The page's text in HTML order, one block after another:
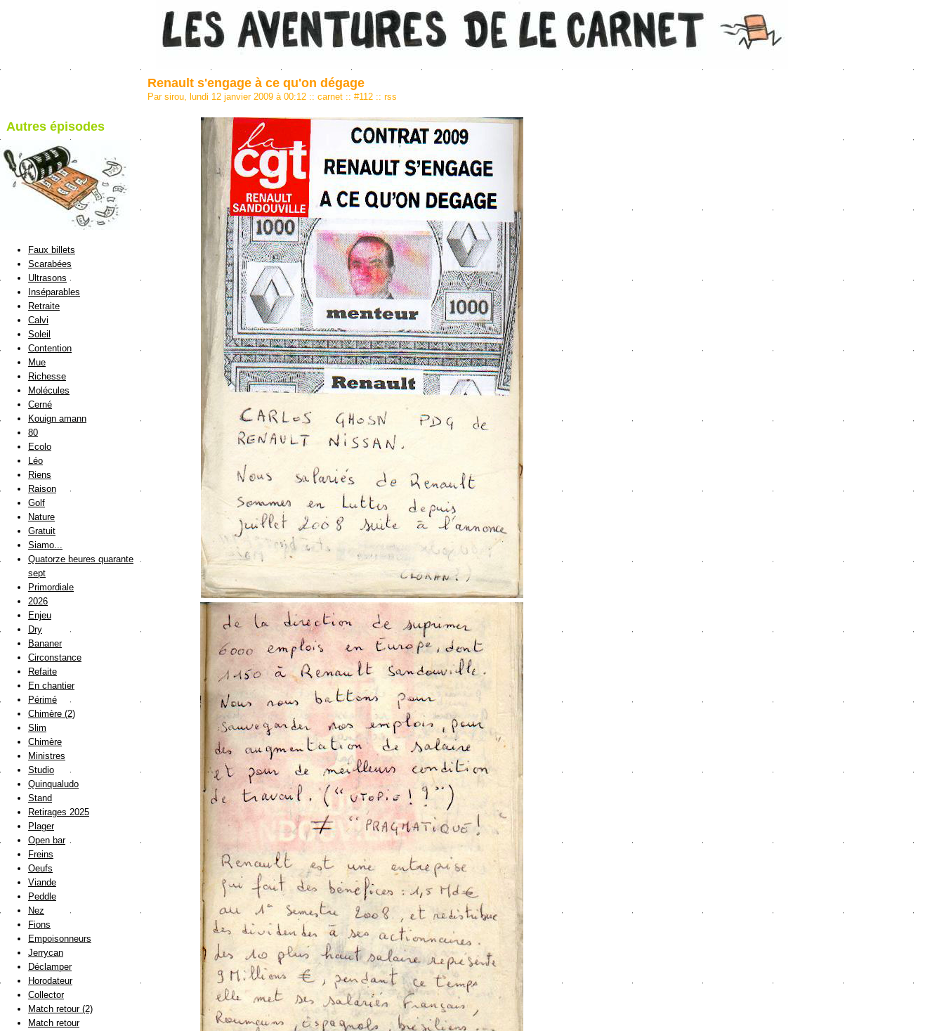
blog de Sirou
Renault s'engage à ce qu'on dégage
Par sirou, lundi 12 janvier 2009 à 00:12 :: carnet :: #112 :: rss
Autres épisodes
Faux billets
Scarabées
Ultrasons
Inséparables
Retraite
Calvi
Soleil
Contention
Mue
Richesse
Molécules
Cerné
Kouign amann
80
Ecolo
Léo
Riens
Raison
Golf
Nature
Gratuit
Siamo...
Quatorze heures quarante
sept
Primordiale
2026
Enjeu
Dry
Bananer
Circonstance
Refaite
En chantier
Périmé
Chimère (2)
Slim
Chimère
Ministres
Studio
Quinqualudo
Stand
Retirages 2025
Plager
Open bar
Freins
Oeufs
Viande
Peddle
Nez
Fions
Empoisonneurs
Jerrycan
Déclamper
Horodateur
Collector
Match retour (2)
Match retour